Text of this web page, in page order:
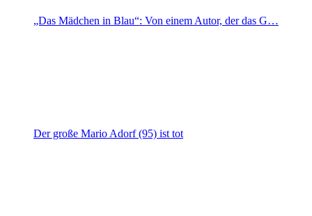
„Das Mädchen in Blau“: Von einem Autor, der das G…
Der große Mario Adorf (95) ist tot